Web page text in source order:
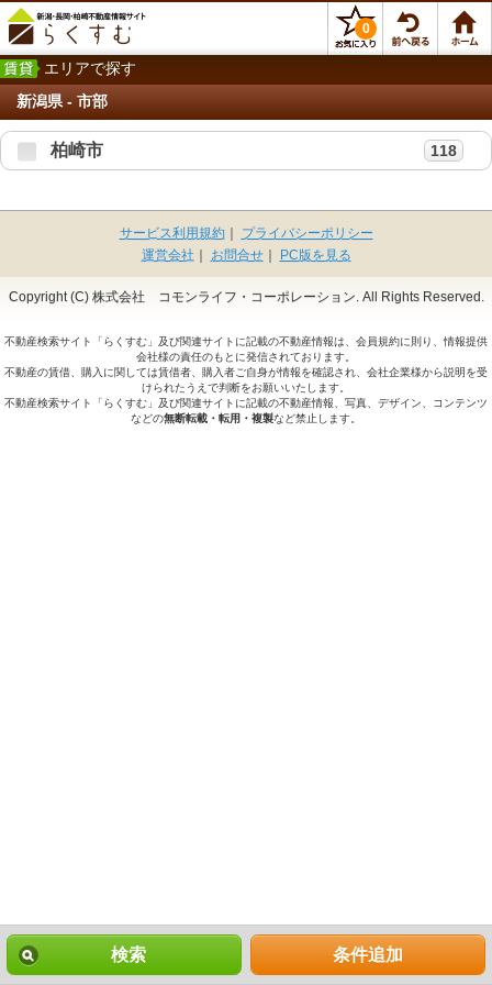
0
エリアで探す
新潟県 - 市部
柏崎市 118
検索 条件追加
サービス利用規約｜
プライバシーポリシー
運営会社
お問合せ｜ PC版を見る
Copyright (C) 株式会社 コモンライフ・コーポレーション. All Rights Reserved.
不動産検索サイト「らくすむ」及び関連サイトに記載の不動産情報は、会員規約に則り、情報提供
会社様の責任のもとに発信されております。
不動産の賃借、購入に関しては賃借者、購入者ご自身が情報を確認され、会社企業様から説明を受
けられたうえで判断をお願いいたします。
不動産検索サイト「らくすむ」及び関連サイトに記載の不動産情報、写真、デザイン、コンテンツ
などの無断転載・転用・複製など禁止します。